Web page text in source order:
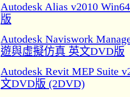
Autodesk Alias v2010
版
Autodesk Naviswork
遊與虛擬仿真 英文DVD版
Autodesk Revit MEP Suite
文DVD版 (2DVD)